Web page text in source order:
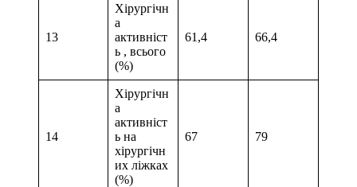
13
Хірургічн
а
активніст
ь , всього
(%)
61,4 66,4
14
Хірургічн
а
активніст
ь на
хірургічн
их ліжках
(%)
67 79